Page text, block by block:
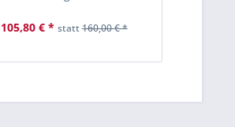
105,80 € * statt160,00 € *